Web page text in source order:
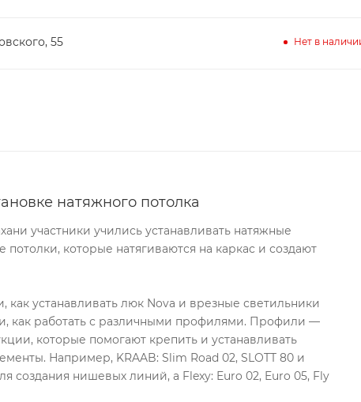
55 Нет в
натяжного потолка
участники учились устанавливать натяжные
потолки, которые натягиваются на каркас и создают
как устанавливать люк Nova и врезные светильники
как работать с различными профилями. Профили —
которые помогают крепить и устанавливать
Например, KRAAB: Slim Road 02, SLOTT 80 и
создания нишевых линий, а Flexy: Euro 02, Euro 05, Fly